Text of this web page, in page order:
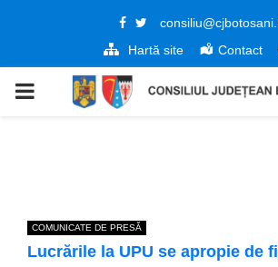
Facebook
Twitter
Hartă site
Contact
PRIMARY
COMUNICATE DE PRESĂ
Lucrările la UPU se apropie de